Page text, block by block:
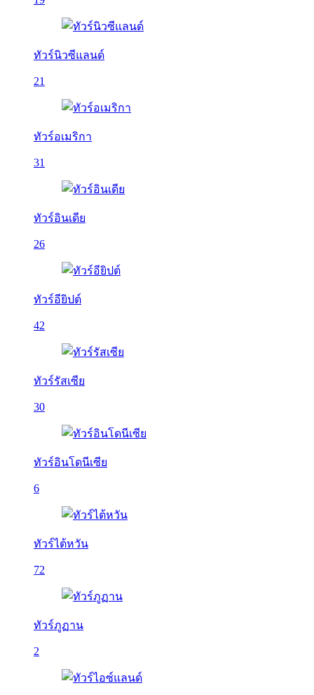
ทัวร์นิวซีแลนด์
21
ทัวร์อเมริกา
31
ทัวร์อินเดีย
26
ทัวร์อียิปต์
42
ทัวร์รัสเซีย
30
ทัวร์อินโดนีเซีย
6
ทัวร์ไต้หวัน
72
ทัวร์ภูฏาน
2